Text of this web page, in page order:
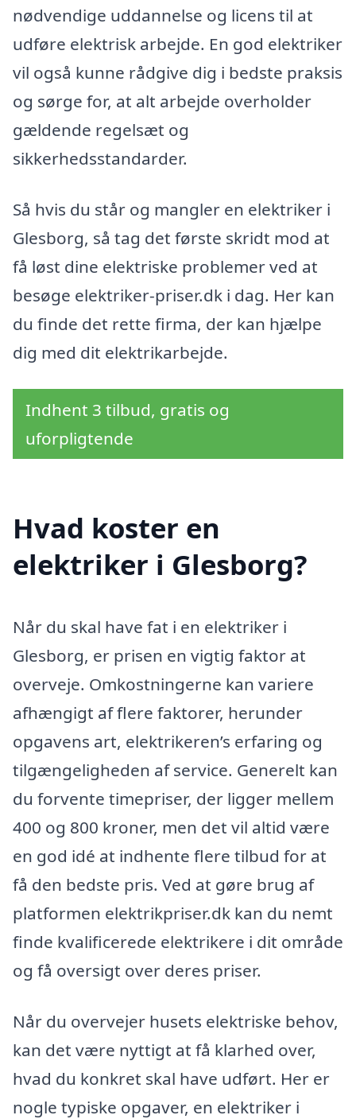
nødvendige uddannelse og licens til at
udføre elektrisk arbejde. En god elektriker
vil også kunne rådgive dig i bedste praksis
og sørge for, at alt arbejde overholder
gældende regelsæt og
sikkerhedsstandarder.
Så hvis du står og mangler en elektriker i
Glesborg, så tag det første skridt mod at
få løst dine elektriske problemer ved at
besøge elektriker-priser.dk i dag. Her kan
du finde det rette firma, der kan hjælpe
dig med dit elektrikarbejde.
Indhent 3 tilbud, gratis og
uforpligtende
Hvad koster en
elektriker i Glesborg?
Når du skal have fat i en elektriker i
Glesborg, er prisen en vigtig faktor at
overveje. Omkostningerne kan variere
afhængigt af flere faktorer, herunder
opgavens art, elektrikeren’s erfaring og
tilgængeligheden af service. Generelt kan
du forvente timepriser, der ligger mellem
400 og 800 kroner, men det vil altid være
en god idé at indhente flere tilbud for at
få den bedste pris. Ved at gøre brug af
platformen elektrikpriser.dk kan du nemt
finde kvalificerede elektrikere i dit område
og få oversigt over deres priser.
Når du overvejer husets elektriske behov,
kan det være nyttigt at få klarhed over,
hvad du konkret skal have udført. Her er
nogle typiske opgaver, en elektriker i